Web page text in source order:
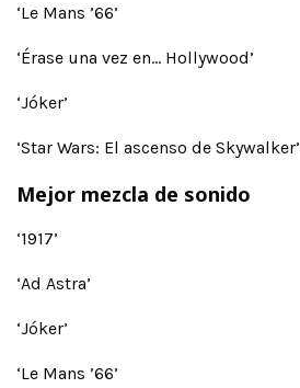
‘Le Mans ’66’
‘Érase una vez en… Hollywood’
‘Jóker’
‘Star Wars: El ascenso de Skywalker’
Mejor mezcla de sonido
‘1917’
‘Ad Astra’
‘Jóker’
‘Le Mans ’66’